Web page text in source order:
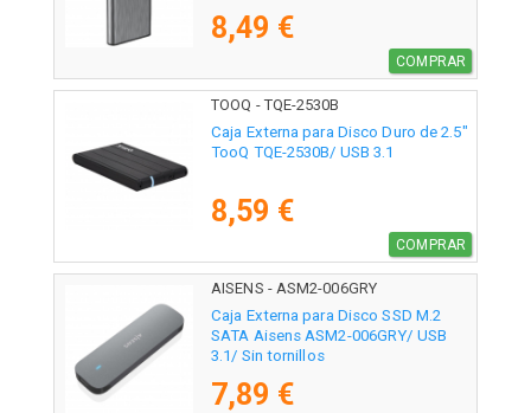
8,49 €
COMPRAR
TOOQ - TQE-2530B
Caja Externa para Disco Duro de 2.5"
TooQ TQE-2530B/ USB 3.1
8,59 €
COMPRAR
AISENS - ASM2-006GRY
Caja Externa para Disco SSD M.2
SATA Aisens ASM2-006GRY/ USB
3.1/ Sin tornillos
7,89 €